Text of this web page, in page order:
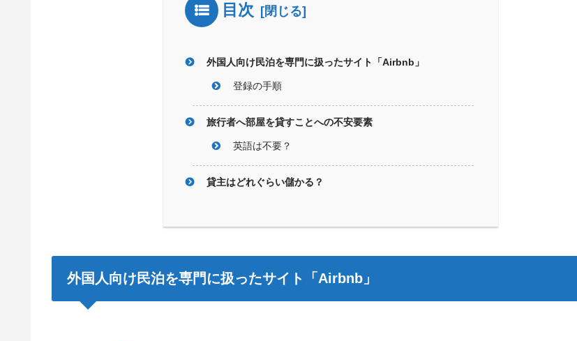
目次
外国人向け民泊を専門に扱ったサイト「Airbnb」
登録の手順
旅行者へ部屋を貸すことへの不安要素
英語は不要？
貸主はどれぐらい儲かる？
外国人向け民泊を専門に扱ったサイト「Airbnb」